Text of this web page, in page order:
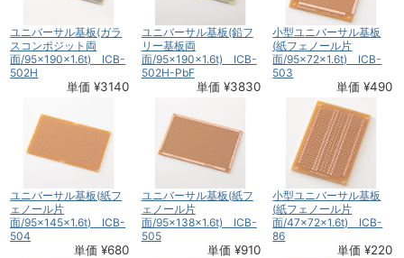
ユニバーサル基板(ガラ
スコンポジット両
面/95×190×1.6t) ICB-
502H
単価 ¥3140
ユニバーサル基板(鉛フ
リー基板両
面/95×190×1.6t) ICB-
502H-PbF
単価 ¥3830
小型ユニバーサル基板
(紙フェノール片
面/95×72×1.6t) ICB-
503
単価 ¥490
ユニバーサル基板(紙フ
ェノール片
面/95×145×1.6t) ICB-
504
単価 ¥680
ユニバーサル基板(紙フ
ェノール片
面/95×138×1.6t) ICB-
505
単価 ¥910
小型ユニバーサル基板
(紙フェノール片
面/47×72×1.6t) ICB-
86
単価 ¥220